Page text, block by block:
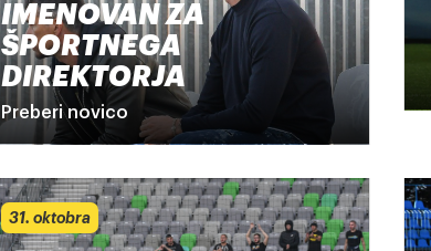
IMENOVAN ZA
ŠPORTNEGA
DIREKTORJA
Preberi novico
31. oktobra